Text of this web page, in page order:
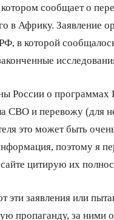
сообщает о
в Африку. Заявление
в которой
о программах
СВО и перевожу (для
это может быть
поэтому я
цитирую их
заявления или
пропаганду, за ними